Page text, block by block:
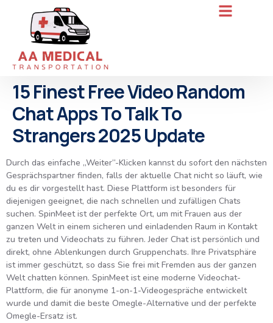
15 Finest Free Video Random
Chat Apps To Talk To
Strangers 2025 Update
Durch das einfache „Weiter“-Klicken kannst du sofort den nächsten
Gesprächspartner finden, falls der aktuelle Chat nicht so läuft, wie
du es dir vorgestellt hast. Diese Plattform ist besonders für
diejenigen geeignet, die nach schnellen und zufälligen Chats
suchen. SpinMeet ist der perfekte Ort, um mit Frauen aus der
ganzen Welt in einem sicheren und einladenden Raum in Kontakt
zu treten und Videochats zu führen. Jeder Chat ist persönlich und
direkt, ohne Ablenkungen durch Gruppenchats. Ihre Privatsphäre
ist immer geschützt, so dass Sie frei mit Fremden aus der ganzen
Welt chatten können. SpinMeet ist eine moderne Videochat-
Plattform, die für anonyme 1-on-1-Videogespräche entwickelt
wurde und damit die beste Omegle-Alternative und der perfekte
Omegle-Ersatz ist.